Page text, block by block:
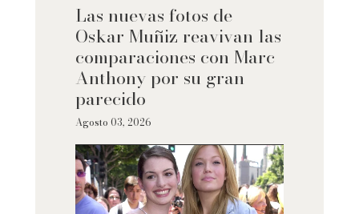
Las nuevas fotos de
Oskar Muñiz reavivan las
comparaciones con Marc
Anthony por su gran
parecido
Agosto 03, 2026